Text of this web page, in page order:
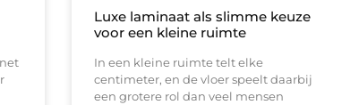
Luxe laminaat als slimme keuze
voor een kleine ruimte
In een kleine ruimte telt elke
centimeter, en de vloer speelt daarbij
een grotere rol dan veel mensen